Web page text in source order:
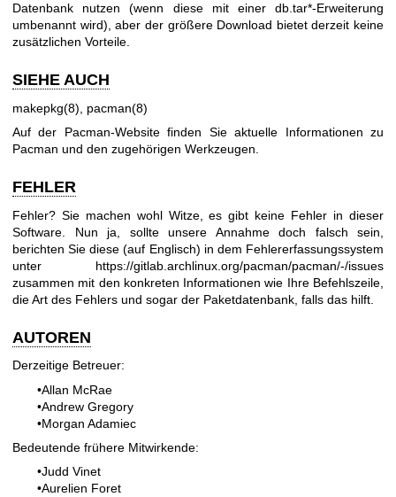
Datenbank nutzen (wenn diese mit einer db.tar*-Erweiterung
umbenannt wird), aber der größere Download bietet derzeit keine
zusätzlichen Vorteile.
SIEHE AUCH
makepkg(8)
pacman(8)
Auf der Pacman-Websitefinden Sie aktuelle Informationen zu
Pacman und den zugehörigen Werkzeugen.
FEHLER
Fehler? Sie machen wohl Witze, es gibt keine Fehler in dieser
Software. Nun ja, sollte unsere Annahme doch falsch sein,
berichten Sie diese (auf Englisch) in dem Fehlererfassungssystem
unter https://gitlab.archlinux.org/pacman/pacman/-/issues
zusammen mit den konkreten Informationen wie Ihre Befehlszeile,
die Art des Fehlers und sogar der Paketdatenbank, falls das hilft.
AUTOREN
Derzeitige Betreuer:
•Allan McRae
•Andrew Gregory
•Morgan Adamiec
Bedeutende frühere Mitwirkende:
•Judd Vinet
•Aurelien Foret